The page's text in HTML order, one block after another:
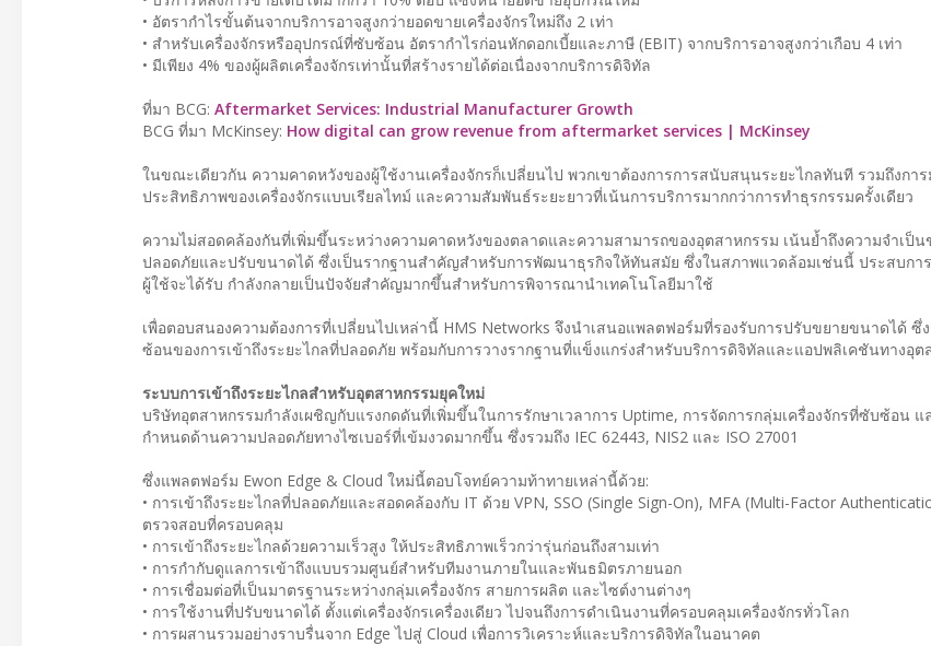
• อัตรากำไรขั้นต้นจากบริการอาจสูงกว่ายอดขายเครื่องจักรใหม่ถึง 2 เท่า
• สำหรับเครื่องจักรหรืออุปกรณ์ที่ซับซ้อน อัตรากำไรก่อนหักดอกเบี้ยและภาษี (EBIT) จากบริการอาจสูงกว่าเกือบ 4 เท่า
• มีเพียง 4% ของผู้ผลิตเครื่องจักรเท่านั้นที่สร้างรายได้ต่อเนื่องจากบริการดิจิทัล
ที่มา BCG: Aftermarket Services: Industrial Manufacturer Growth
BCG ที่มา McKinsey: How digital can grow revenue from aftermarket services | McKinsey
ในขณะเดียวกัน ความคาดหวังของผู้ใช้งานเครื่องจักรก็เปลี่ยนไป พวกเขาต้องการการสนับสนุนระยะไกลทันที รวมถึงการ
ประสิทธิภาพของเครื่องจักรแบบเรียลไทม์ และความสัมพันธ์ระยะยาวที่เน้นการบริการมากกว่าการทำธุรกรรมครั้งเดียว
ความไม่สอดคล้องกันที่เพิ่มขึ้นระหว่างความคาดหวังของตลาดและความสามารถของอุตสาหกรรม เน้นย้ำถึงความจำเป็น
ปลอดภัยและปรับขนาดได้ ซึ่งเป็นรากฐานสำคัญสำหรับการพัฒนาธุรกิจให้ทันสมัย ซึ่งในสภาพแวดล้อมเช่นนี้ ประสบกา
ผู้ใช้จะได้รับ กำลังกลายเป็นปัจจัยสำคัญมากขึ้นสำหรับการพิจารณานำเทคโนโลยีมาใช้
เพื่อตอบสนองความต้องการที่เปลี่ยนไปเหล่านี้ HMS Networks จึงนำเสนอแพลตฟอร์มที่รองรับการปรับขยายขนาดได้ ซึ่
ซ้อนของการเข้าถึงระยะไกลที่ปลอดภัย พร้อมกับการวางรากฐานที่แข็งแกร่งสำหรับบริการดิจิทัลและแอปพลิเคชันทางอุ
ระบบการเข้าถึงระยะไกลสำหรับอุตสาหกรรมยุคใหม่
บริษัทอุตสาหกรรมกำลังเผชิญกับแรงกดดันที่เพิ่มขึ้นในการรักษาเวลาการ Uptime, การจัดการกลุ่มเครื่องจักรที่ซับซ้อน
กำหนดด้านความปลอดภัยทางไซเบอร์ที่เข้มงวดมากขึ้น ซึ่งรวมถึง IEC 62443, NIS2 และ ISO 27001
ซึ่งแพลตฟอร์ม Ewon Edge & Cloud ใหม่นี้ตอบโจทย์ความท้าทายเหล่านี้ด้วย:
• การเข้าถึงระยะไกลที่ปลอดภัยและสอดคล้องกับ IT ด้วย VPN, SSO (Single Sign-On), MFA (Multi-Factor
ตรวจสอบที่ครอบคลุม
• การเข้าถึงระยะไกลด้วยความเร็วสูง ให้ประสิทธิภาพเร็วกว่ารุ่นก่อนถึงสามเท่า
• การกำกับดูแลการเข้าถึงแบบรวมศูนย์สำหรับทีมงานภายในและพันธมิตรภายนอก
• การเชื่อมต่อที่เป็นมาตรฐานระหว่างกลุ่มเครื่องจักร สายการผลิต และไซต์งานต่างๆ
• การใช้งานที่ปรับขนาดได้ ตั้งแต่เครื่องจักรเครื่องเดียว ไปจนถึงการดำเนินงานที่ครอบคลุมเครื่องจักรทั่วโลก
• การผสานรวมอย่างราบรื่นจาก Edge ไปสู่ Cloud เพื่อการวิเคราะห์และบริการดิจิทัลในอนาคต